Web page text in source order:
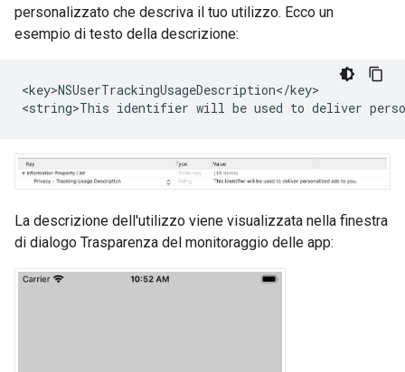
personalizzato che descriva il tuo utilizzo. Ecco un
esempio di testo della descrizione:
<key>NSUserTrackingUsageDescription</key>
<string>This identifier will be used to deliver
La descrizione dell'utilizzo viene visualizzata nella finestra
di dialogo Trasparenza del monitoraggio delle app: